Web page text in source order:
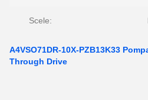
Scele:
A4VSO71DR-10X-PZB13K33
Through Drive